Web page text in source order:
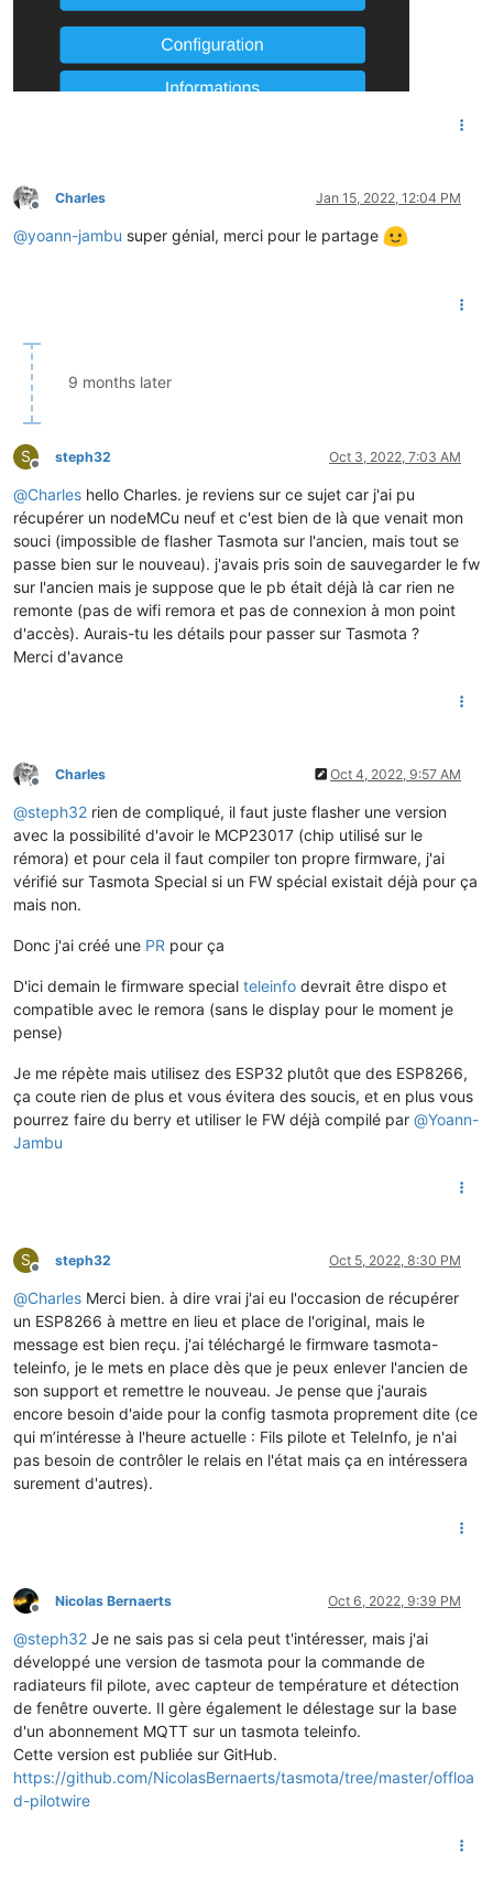
Offline
Charles Jan 15, 2022, 12:04 PM
@yoann-jambu super génial, merci pour le partage
9 months later
S
Offline
steph32 Oct 3, 2022, 7:03 AM
@Charles hello Charles. je reviens sur ce sujet car j'ai pu
récupérer un nodeMCu neuf et c'est bien de là que venait mon
souci (impossible de flasher Tasmota sur l'ancien, mais tout se
passe bien sur le nouveau). j'avais pris soin de sauvegarder le fw
sur l'ancien mais je suppose que le pb était déjà là car rien ne
remonte (pas de wifi remora et pas de connexion à mon point
d'accès). Aurais-tu les détails pour passer sur Tasmota ?
Merci d'avance
Offline
Charles Oct 4, 2022, 9:57 AM
@steph32 rien de compliqué, il faut juste flasher une version
avec la possibilité d'avoir le MCP23017 (chip utilisé sur le
rémora) et pour cela il faut compiler ton propre firmware, j'ai
vérifié sur Tasmota Special si un FW spécial existait déjà pour ça
mais non.
Donc j'ai créé une PR pour ça
D'ici demain le firmware special teleinfo devrait être dispo et
compatible avec le remora (sans le display pour le moment je
pense)
Je me répète mais utilisez des ESP32 plutôt que des ESP8266,
ça coute rien de plus et vous évitera des soucis, et en plus vous
pourrez faire du berry et utiliser le FW déjà compilé par @Yoann-
Jambu
S
Offline
steph32 Oct 5, 2022, 8:30 PM
@Charles Merci bien. à dire vrai j'ai eu l'occasion de récupérer
un ESP8266 à mettre en lieu et place de l'original, mais le
message est bien reçu. j'ai téléchargé le firmware tasmota-
teleinfo, je le mets en place dès que je peux enlever l'ancien de
son support et remettre le nouveau. Je pense que j'aurais
encore besoin d'aide pour la config tasmota proprement dite (ce
qui m’intéresse à l'heure actuelle : Fils pilote et TeleInfo, je n'ai
pas besoin de contrôler le relais en l'état mais ça en intéressera
surement d'autres).
Offline
Nicolas Bernaerts Oct 6, 2022, 9:39 PM
@steph32 Je ne sais pas si cela peut t'intéresser, mais j'ai
développé une version de tasmota pour la commande de
radiateurs fil pilote, avec capteur de température et détection
de fenêtre ouverte. Il gère également le délestage sur la base
d'un abonnement MQTT sur un tasmota teleinfo.
Cette version est publiée sur GitHub.
https://github.com/NicolasBernaerts/tasmota/tree/master/offloa
d-pilotwire